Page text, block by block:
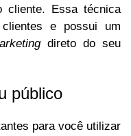
cliente. Essa técnica
e possui um
direto do seu
público
para você utilizar